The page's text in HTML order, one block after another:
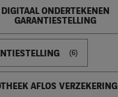
DIGITAAL ONDERTEKENEN
GARANTIESTELLING
(6)
AFLOS VERZEKERING